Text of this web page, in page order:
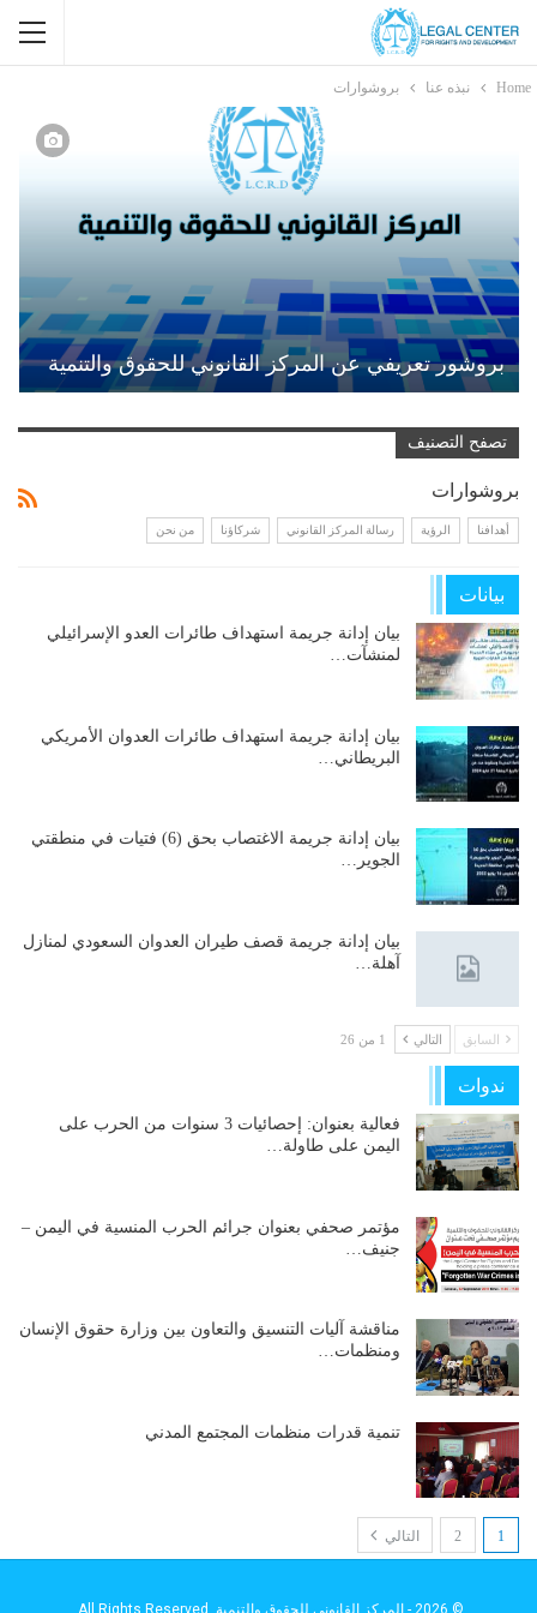
Home نبذه عنا بروشوارات
بروشور تعريفي عن المركز القانوني للحقوق والتنمية
تصفح التصنيف
بروشوارات
أهدافنا الرؤية رسالة المركز القانوني شركاؤنا من نحن
بيانات
بيان إدانة جريمة استهداف طائرات العدو الإسرائيلي
لمنشآت…
بيان إدانة جريمة استهداف طائرات العدوان الأمريكي
البريطاني…
بيان إدانة جريمة الاغتصاب بحق (6) فتيات في منطقتي
الجوير…
بيان إدانة جريمة قصف طيران العدوان السعودي لمنازل
آهلة…
السابق التالي 1 من 26
ندوات
فعالية بعنوان: إحصائيات 3 سنوات من الحرب على
اليمن على طاولة…
مؤتمر صحفي بعنوان جرائم الحرب المنسية في اليمن –
جنيف…
مناقشة آليات التنسيق والتعاون بين وزارة حقوق الإنسان
ومنظمات…
تنمية قدرات منظمات المجتمع المدني
1
2 التالي